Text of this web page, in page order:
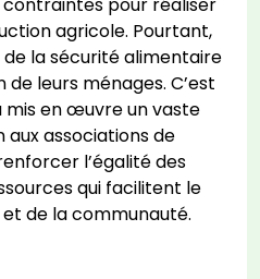
agricole. Pourtant,
la sécurité alimentaire
leurs ménages. C’est
mis en œuvre un vaste
associations de
l’égalité des
qui facilitent le
de la communauté.